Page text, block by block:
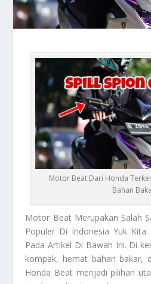
Motor Beat Dari Honda
Bahan
Motor BeatMerupakan Salah
Populer Di Indonesia Yuk Kita
Pada Artikel Di Bawah Ini. Di
kompak, hemat bahan bakar,
Honda Beat menjadi pilihan